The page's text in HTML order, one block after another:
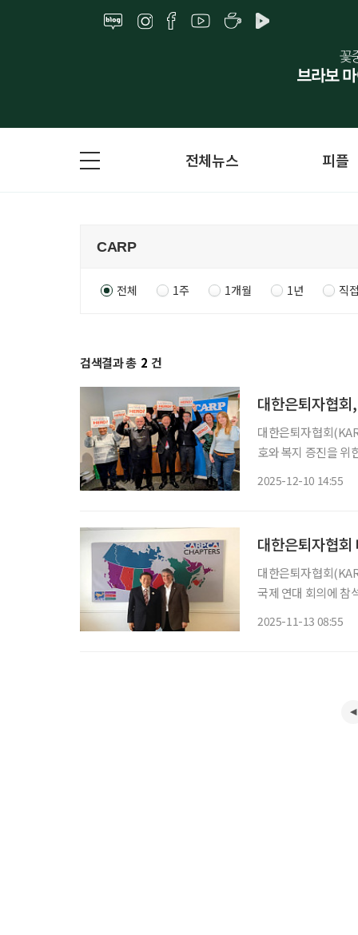
전체뉴스 피플
전체 1주 1개월 1년 직
검색결과 총 2 건
대한은퇴자협
대한은퇴자협회
호와 복지 증진을 위
2025-12-10 14:55
대한은퇴자협
대한은퇴자협회
국제 연대 회의에 참
2025-11-13 08:55